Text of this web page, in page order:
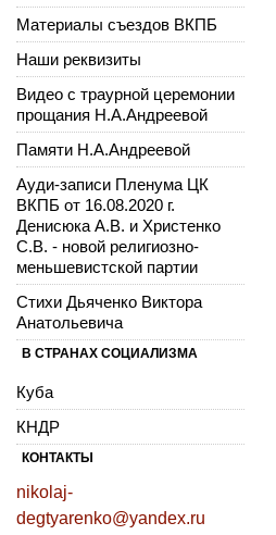
Материалы съездов ВКПБ
Наши реквизиты
Видео с траурной церемонии
прощания Н.А.Андреевой
Памяти Н.А.Андреевой
Ауди-записи Пленума ЦК
ВКПБ от 16.08.2020 г.
Денисюка А.В. и Христенко
С.В. - новой религиозно-
меньшевистской партии
Стихи Дьяченко Виктора
Анатольевича
В СТРАНАХ СОЦИАЛИЗМА
Куба
КНДР
КОНТАКТЫ
nikolaj-
degtyarenko@yandex.ru